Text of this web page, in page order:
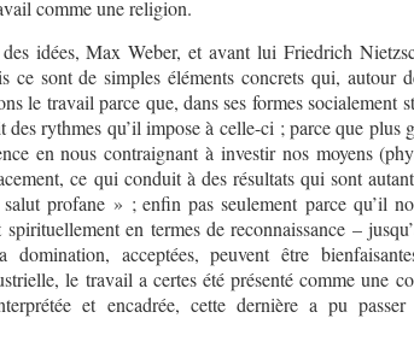
comme une religion.
idées, Max Weber, et avant lui Friedrich
ce sont de simples éléments concrets qui, autour
le travail parce que, dans ses formes socialement
des rythmes qu’il impose à celle-ci ; parce que plus
en nous contraignant à investir nos moyens
ce qui conduit à des résultats qui sont
profane » ; enfin pas seulement parce qu’il
spirituellement en termes de reconnaissance –
domination, acceptées, peuvent être
le travail a certes été présenté comme une
et encadrée, cette dernière a pu